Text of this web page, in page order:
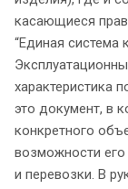
касающиеся
“Единая система
характеристика
это документ, в
конкретного
возможности его
и перевозки. В